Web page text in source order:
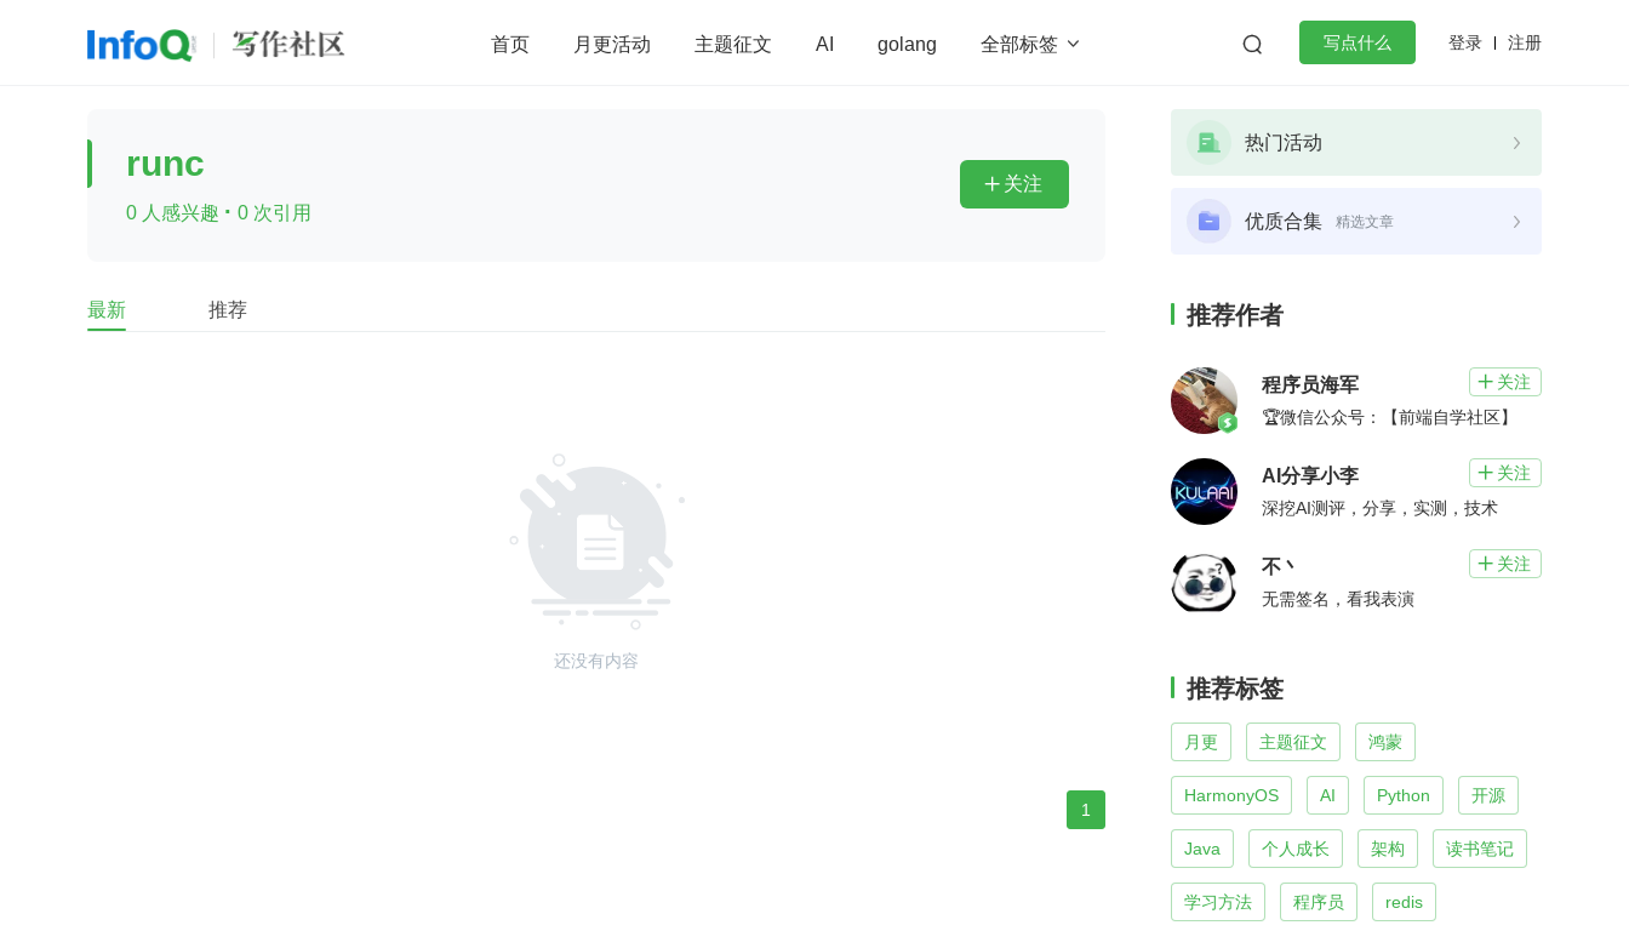
首页 月更活动 主题征文 AI golang 全部标签   写点什么 登录 注册
前端 redis
查看更多
runc
0 人感兴趣 · 0 次引用
 关注
最新 推荐
还没有内容
1
热门活动
优质合集 精选文章
推荐作者
程序员海军  关注
🏆微信公众号：【前端自学社区】
AI分享小李  关注
深挖AI测评，分享，实测，技术
不丶  关注
无需签名，看我表演
推荐标签
月更 主题征文 鸿蒙
HarmonyOS AI Python 开源
Java 个人成长 架构 读书笔记
学习方法 程序员 redis